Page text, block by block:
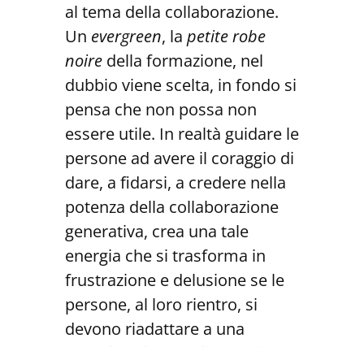
al tema della collaborazione.
Un evergreen, la petite robe
noire della formazione, nel
dubbio viene scelta, in fondo si
pensa che non possa non
essere utile. In realtà guidare le
persone ad avere il coraggio di
dare, a fidarsi, a credere nella
potenza della collaborazione
generativa, crea una tale
energia che si trasforma in
frustrazione e delusione se le
persone, al loro rientro, si
devono riadattare a una